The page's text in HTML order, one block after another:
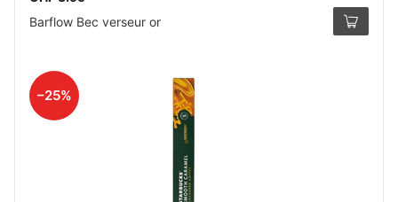
Barflow Bec verseur or
–25%